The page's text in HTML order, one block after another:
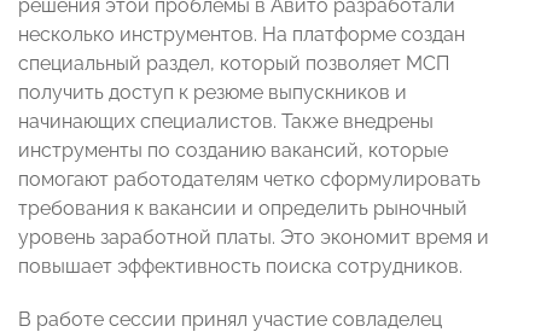
решения этой проблемы в Авито разработали
несколько инструментов. На платформе создан
специальный раздел, который позволяет МСП
получить доступ к резюме выпускников и
начинающих специалистов. Также внедрены
инструменты по созданию вакансий, которые
помогают работодателям четко сформулировать
требования к вакансии и определить рыночный
уровень заработной платы. Это экономит время и
повышает эффективность поиска сотрудников.
В работе сессии принял участие совладелец